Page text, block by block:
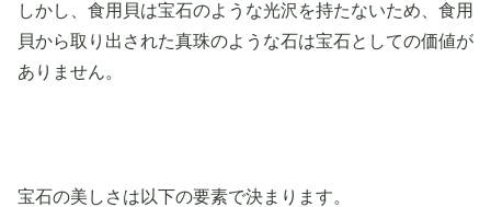
しかし、食用貝は宝石のような光沢を持たないため、食用
貝から取り出された真珠のような石は宝石としての価値が
ありません。
宝石の美しさは以下の要素で決まります。